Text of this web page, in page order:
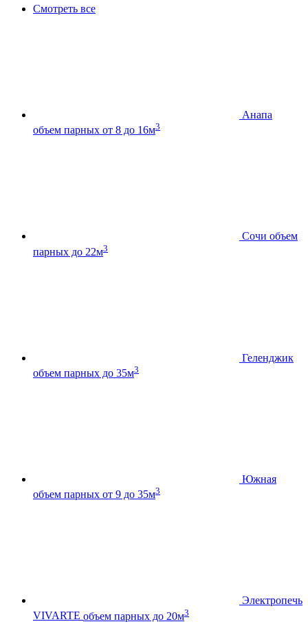
Смотреть все
Анапа
объем парных от 8 до 16м3
Сочи объем
парных до 22м3
Геленджик
объем парных до 35м3
Южная
объем парных от 9 до 35м3
Электропечь
VIVARTE объем парных до 20м3